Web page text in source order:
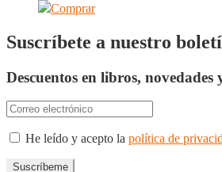
Comprar
Suscríbete a nuestro
Descuentos en libros, novedades
He leído y acepto la política de